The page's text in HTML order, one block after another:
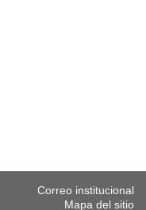
Correo institucional
Mapa del sitio